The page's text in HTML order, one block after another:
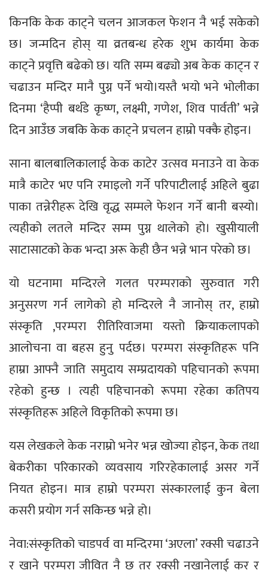
किनकि केक काट्ने चलन आजकल फेशन नै भई सकेको
छ। जन्मदिन होस् या व्रतबन्ध हरेक शुभ कार्यमा केक
काट्ने प्रवृत्ति बढेको छ। यति सम्म बढ्यो अब केक काट्न र
चढाउन मन्दिर मानै पुग्न पर्ने भयो।यस्तै भयो भने भोलीका
दिनमा ‘हैप्पी बर्थडे कृष्ण, लक्ष्मी, गणेश, शिव पार्वती’ भन्ने
दिन आउँछ जबकि केक काट्ने प्रचलन हाम्रो पक्कै होइन।
साना बालबालिकालाई केक काटेर उत्सव मनाउने वा केक
मात्रै काटेर भए पनि रमाइलो गर्ने परिपाटीलाई अहिले बुढा
पाका तन्नेरीहरू देखि वृद्ध सम्मले फेशन गर्ने बानी बस्यो।
त्यहीको लतले मन्दिर सम्म पुग्न थालेको हो। खुसीयाली
साटासाटको केक भन्दा अरू केही छैन भन्ने भान परेको छ।
यो घटनामा मन्दिरले गलत परम्पराको सुरुवात गरी
अनुसरण गर्न लागेको हो मन्दिरले नै जानोस् तर, हाम्रो
संस्कृति ,परम्परा रीतिरिवाजमा यस्तो क्रियाकलापको
आलोचना वा बहस हुनु पर्दछ। परम्परा संस्कृतिहरू पनि
हाम्रा आफ्नै जाति समुदाय सम्प्रदायको पहिचानको रूपमा
रहेको हुन्छ । त्यही पहिचानको रूपमा रहेका कतिपय
संस्कृतिहरू अहिले विकृतिको रूपमा छ।
यस लेखकले केक नराम्रो भनेर भन्न खोज्या होइन, केक तथा
बेकरीका परिकारको व्यवसाय गरिरहेकालाई असर गर्ने
नियत होइन। मात्र हाम्रो परम्परा संस्कारलाई कुन बेला
कसरी प्रयोग गर्न सकिन्छ भन्ने हो।
नेवा:संस्कृतिको चाडपर्व वा मन्दिरमा ‘अएला’ रक्सी चढाउने
र खाने परम्परा जीवित नै छ तर रक्सी नखानेलाई कर र